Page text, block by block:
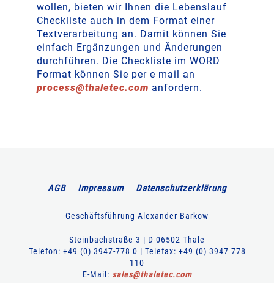
wollen, bieten wir Ihnen die Lebenslauf
Checkliste auch in dem Format einer
Textverarbeitung an. Damit können Sie
einfach Ergänzungen und Änderungen
durchführen. Die Checkliste im WORD
Format können Sie per e mail an
process@thaletec.com anfordern.
AGB Impressum Datenschutzerklärung
Geschäftsführung Alexander Barkow
Steinbachstraße 3 | D-06502 Thale
Telefon: +49 (0) 3947-778 0 | Telefax: +49 (0) 3947 778
110
E-Mail: sales@thaletec.com